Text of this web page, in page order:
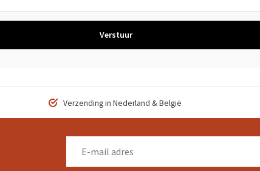
Verstuur
Verzending in Nederland & België